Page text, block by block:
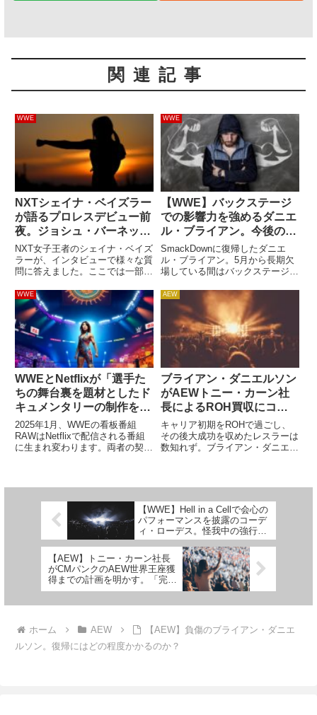
関連記事
WWE
NXTシェイナ・ベイズラー
が語るプロレスデビュー前
夜。ジョシュ・バーネット
が彼女をプロレスに導いた
NXT女子王者のシェイナ・ベイズ
ラーが、インタビューで様々な質
問に答えました。ここでは一部を
デビューする前のプロレスとの距
離感ベイズラーは10年以上も総
合格闘家として活動してきまし
た。プロレスラーデビューを果
た...
WWE
【WWE】バックステージ
での影響力を強めるダニエ
ル・ブライアン。今後の役
割は？
SmackDownに復帰したダニエ
ル・ブライアン。5月から長期欠
場している間はバックステージで
ていましたが、今後はどうなるの
でしょうか。現在、彼は
SmackDownのライティングチー
ムの一員になっています。自分...
WWE
WWEとNetflixが「選手た
ちの舞台裏を題材としたド
キュメンタリーの制作を計
画している」と報じられる
2025年1月、WWEの看板番組
RAWはNetflixで配信される番組
に生まれ変わります。両者の契約
関係はさらに強...
AEW
ブライアン・ダニエルソン
がAEWトニー・カーン社
長によるROH買収にコメ
ント。「どうしようと思っ
ているのかは疑問」
キャリア初期をROHで過ごし、
その後大成功を収めたレスラーは
数知れず。ブライアン・ダニエル
ターとなり、現在はAEWで活
躍...
【WWE】Hell in a Cellで会心の
パフォーマンスを披露のコーデ
ィ・ローデス。怪我中の強行出
場は彼自身の強い意志によるも
のだった
【AEW】トニー・カーン社長
がCMパンクのAEW世界王座獲
得までの計画を明かす。「完璧
なタイミングだと思った」
ホーム AEW
【AEW】負傷のブライアン・ダニエ
ルソン。復帰にはどの程度かかるのか？